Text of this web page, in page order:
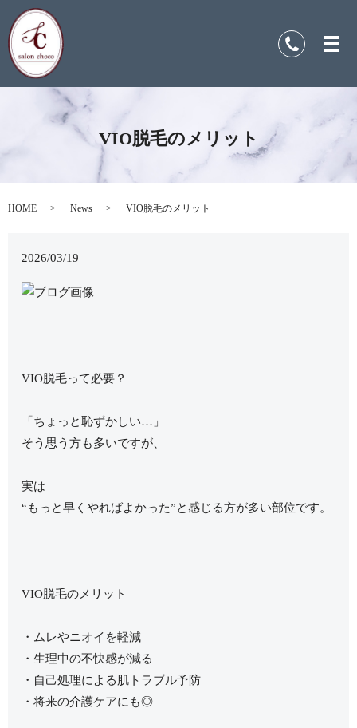
VIO脱毛のメリット
HOME News VIO脱毛のメリット
2026/03/19
VIO脱毛って必要？
「ちょっと恥ずかしい…」
そう思う方も多いですが、
実は
“もっと早くやればよかった”と感じる方が多い部位です。
VIO脱毛のメリット
・ムレやニオイを軽減
・生理中の不快感が減る
・自己処理による肌トラブル予防
・将来の介護ケアにも◎